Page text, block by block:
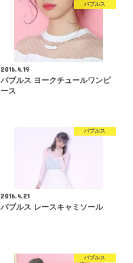
バブルス
2016.4.19
バブルス ヨークチュールワンピ
ース
バブルス
2016.4.21
バブルス レースキャミソール
バブルス